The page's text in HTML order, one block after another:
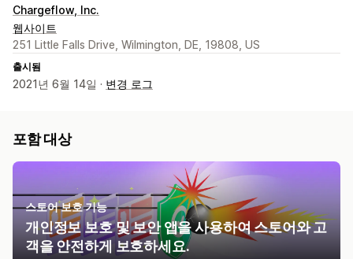
Chargeflow, Inc.
웹사이트
251 Little Falls Drive, Wilmington, DE, 19808, US
출시됨
2021년 6월 14일 · 변경 로그
포함 대상
스토어 보호 기능
개인정보 보호 및 보안 앱을 사용하여 스토어와 고
객을 안전하게 보호하세요.